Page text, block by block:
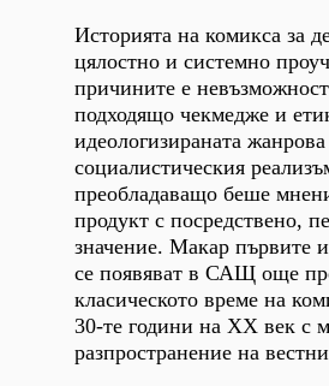
Историята на комикса за
цялостно и системно
причините e
подходящо чекмедже и
идеологизираната
социалистическия
преобладаващо беше
продукт с посредствено,
значение. Макар първите
се появяват в САЩ още
класическото време на
30-те години на ХХ век с
разпространение на